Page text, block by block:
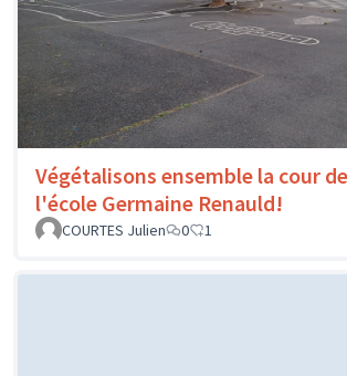
Végétalisons ensemble la cour de
l'école Germaine Renauld!
COURTES Julien
0 1